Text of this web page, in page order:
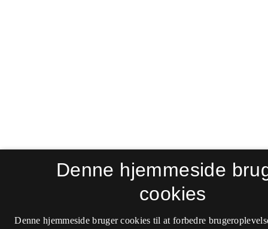
Denne hjemmeside
cookies
Denne hjemmeside bruger cookies til at forbedre